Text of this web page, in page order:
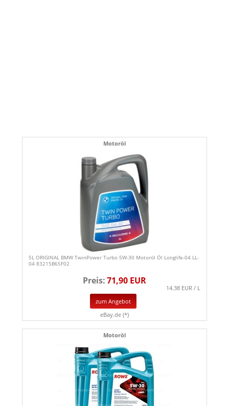
Motoröl
5L ORIGINAL BMW TwinPower Turbo 5W-30 Motoröl Öl Longlife-04 LL-
04 83215B65F02
Preis:71,90 EUR
14.38 EUR / L
zum Angebot
eBay.de (*)
Motoröl